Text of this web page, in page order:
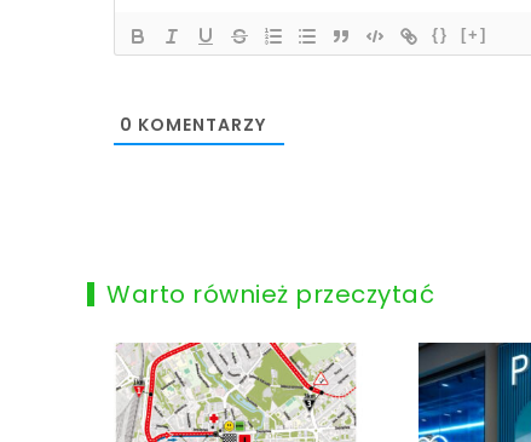
{} [+]
0 KOMENTARZY
Warto również przeczytać